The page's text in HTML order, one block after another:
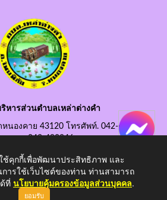
ริหารส่วนตำบลเหล่าต่างคำ
นองคาย 43120 โทรศัพท์. 042-490845
รสาร. 042-490846
saraban@laotangkham.go.th
ช้คุกกี้เพื่อพัฒนาประสิทธิภาพ และ
ารใช้เว็บไซต์ของท่าน ท่านสามารถ
ที่ นโยบายคุ้มครองข้อมูลส่วนบุคคล.
ยอมรับ